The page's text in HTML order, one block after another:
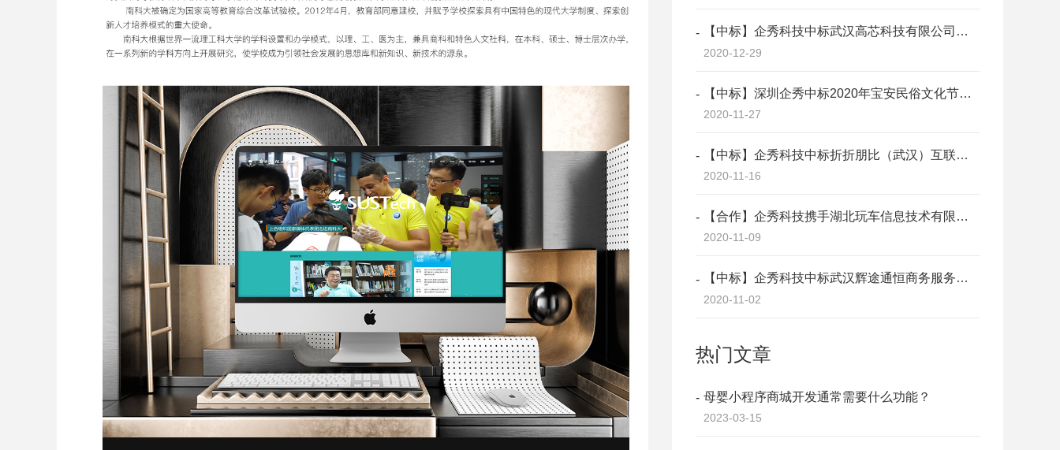
【中标】企秀科技中标武汉高芯科技有限公司官方网站开发项目
2020-12-29
【中标】深圳企秀中标2020年宝安民俗文化节网站建设项目
2020-11-27
【中标】企秀科技中标折折朋比（武汉）互联网服务有限公司“啵啵蹦”（三期）软件开发项目
2020-11-16
【合作】企秀科技携手湖北玩车信息技术有限公司优化升级“养车小程序”项目
2020-11-09
【中标】企秀科技中标武汉辉途通恒商务服务有限公司《2020中国·武汉电力行业信息化年会》线上会务平台项目
2020-11-02
热门文章
母婴小程序商城开发通常需要什么功能？
2023-03-15